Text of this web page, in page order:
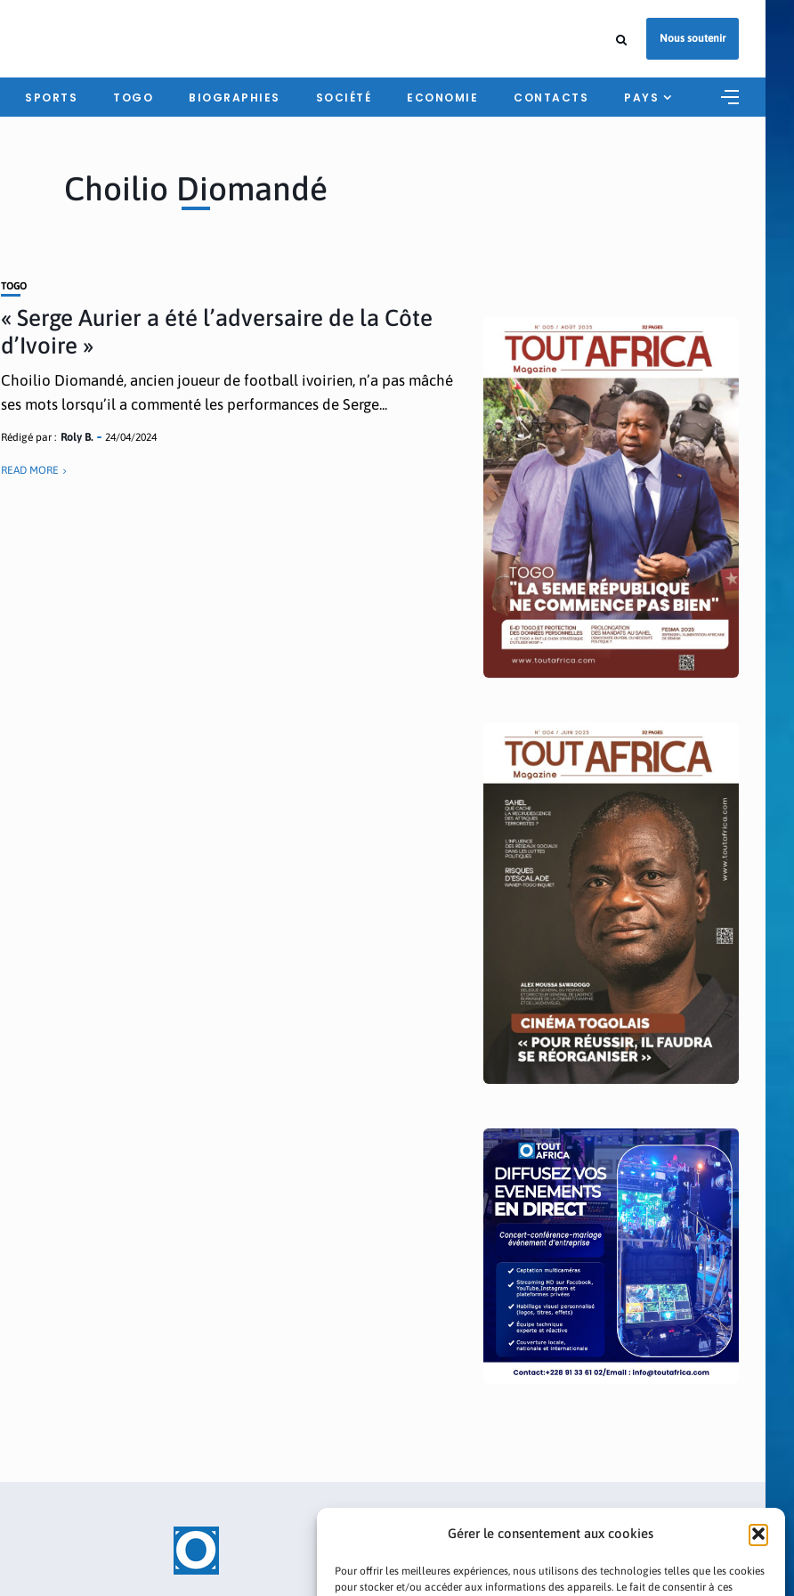
Gérer le consentement aux cookies
Pour offrir les meilleures expériences, nous utilisons des technologies telles que les cookies
pour stocker et/ou accéder aux informations des appareils. Le fait de consentir à ces
Nous soutenir
SPORTS TOGO BIOGRAPHIES SOCIÉTÉ ECONOMIE CONTACTS PAYS
Choilio Diomandé
TOGO
« Serge Aurier a été l’adversaire de la Côte
d’Ivoire »
Choilio Diomandé, ancien joueur de football ivoirien, n’a pas mâché
ses mots lorsqu’il a commenté les performances de Serge...
Rédigé par : Roly B. 24/04/2024
READ MORE